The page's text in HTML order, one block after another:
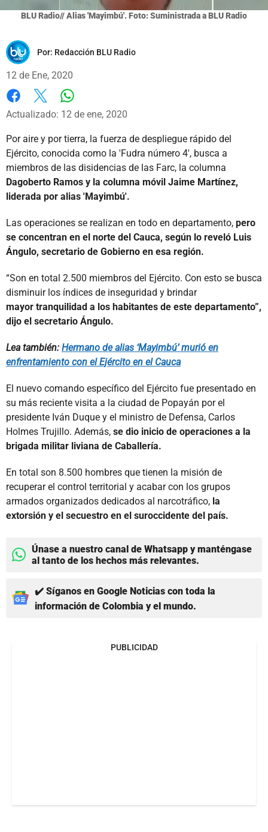
BLU Radio// Alias 'Mayimbú'. Foto: Suministrada a BLU Radio
Por: Redacción BLU Radio
12 de Ene, 2020
Facebook
X
Actualizado: 12 de ene, 2020
Por aire y por tierra, la fuerza de despliegue rápido del
Ejército, conocida como la 'Fudra número 4', busca a
miembros de las disidencias de las Farc, la columna
Dagoberto Ramos y la columna móvil Jaime Martínez,
liderada por alias 'Mayimbú'.
Las operaciones se realizan en todo en departamento, pero
se concentran en el norte del Cauca, según lo reveló Luis
Ángulo, secretario de Gobierno en esa región.
“Son en total 2.500 miembros del Ejército. Con esto se busca
disminuir los índices de inseguridad y brindar
mayor tranquilidad a los habitantes de este departamento”,
dijo el secretario Ángulo.
Lea también: Hermano de alias ‘Mayimbú’ murió en
enfrentamiento con el Ejército en el Cauca
El nuevo comando específico del Ejército fue presentado en
su más reciente visita a la ciudad de Popayán por el
presidente Iván Duque y el ministro de Defensa, Carlos
Holmes Trujillo. Además, se dio inicio de operaciones a la
brigada militar liviana de Caballería.
En total son 8.500 hombres que tienen la misión de
recuperar el control territorial y acabar con los grupos
armados organizados dedicados al narcotráfico, la
extorsión y el secuestro en el suroccidente del país.
Únase a nuestro canal de Whatsapp y manténgase
al tanto de los hechos más relevantes.
✔️ Síganos en Google Noticias con toda la
información de Colombia y el mundo.
PUBLICIDAD